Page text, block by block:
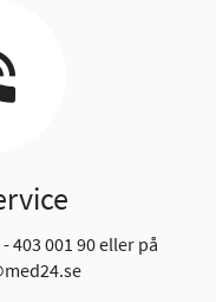
403 001 90 eller på